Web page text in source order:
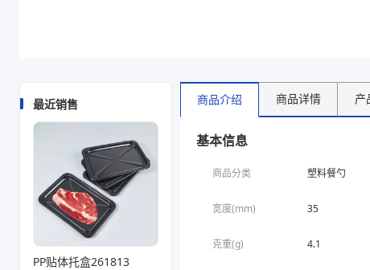
最近销售
PP贴体托盒261813
商品介绍 商品详情 产
基本信息
商品分类 塑料餐勺
宽度(mm) 35
克重(g) 4.1